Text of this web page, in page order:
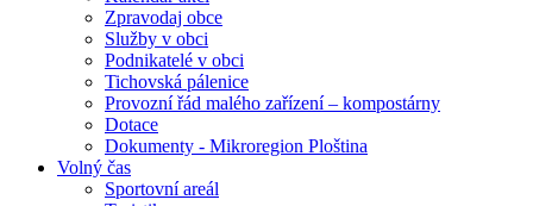
Zpravodaj obce
Služby v obci
Podnikatelé v obci
Tichovská pálenice
Provozní řád malého zařízení – kompostárny
Dotace
Dokumenty - Mikroregion Ploština
Volný čas
Sportovní areál